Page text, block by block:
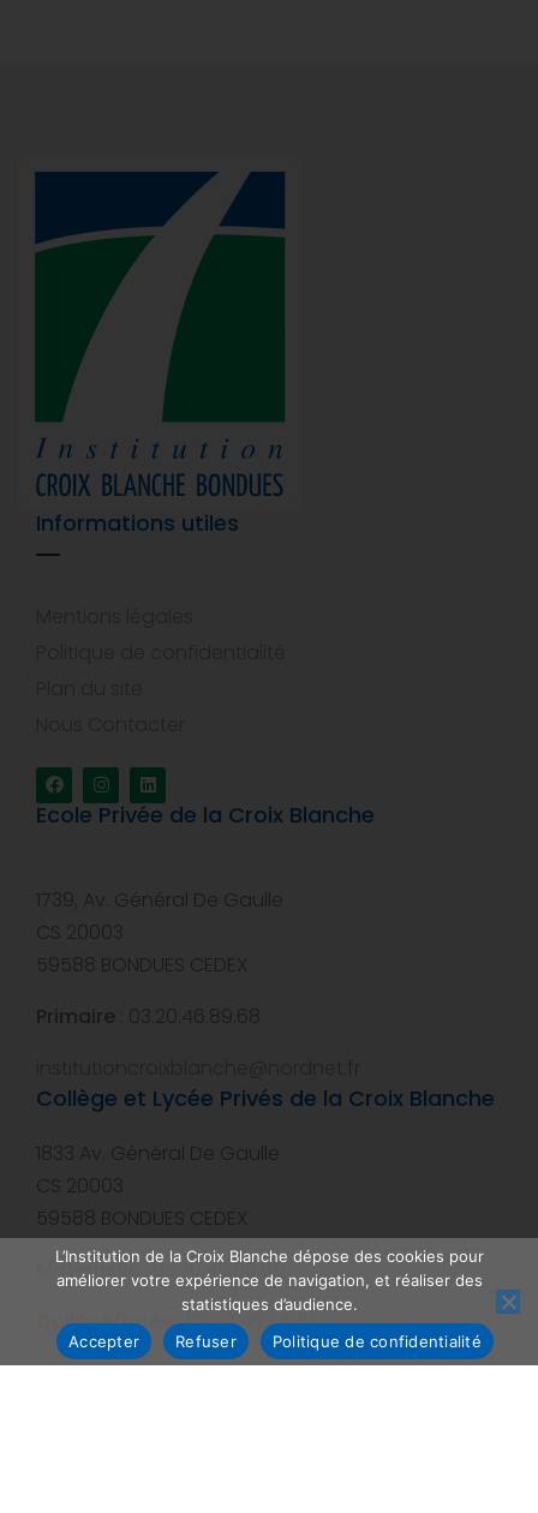
Informations utiles
Ecole Privée de la Croix Blanche
1739, Av. Général De Gaulle
CS 20003
59588 BONDUES CEDEX
Primaire : 03.20.46.89.68
Collège et Lycée Privés de la Croix Blanche
1833 Av. Général De Gaulle
CS 20003
59588 BONDUES CEDEX
Maternelle : 03.20.46.88.68
Collège/lycée: 03.20.46.24.29
institutioncroixblanche@nordnet.fr
L’Institution de la Croix Blanche dépose des cookies pour
améliorer votre expérience de navigation, et réaliser des
statistiques d’audience.
Accepter
Refuser Politique de confidentialité